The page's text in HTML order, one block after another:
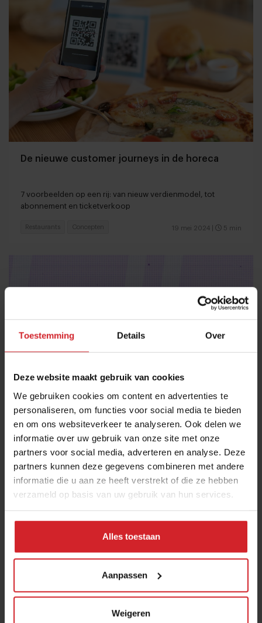
Toestemming Details Over
Deze website maakt gebruik van cookies
We gebruiken cookies om content en advertenties te
personaliseren, om functies voor social media te bieden
en om ons websiteverkeer te analyseren. Ook delen we
informatie over uw gebruik van onze site met onze
partners voor social media, adverteren en analyse. Deze
partners kunnen deze gegevens combineren met andere
informatie die u aan ze heeft verstrekt of die ze hebben
verzameld op basis van uw gebruik van hun services.
Alles toestaan
Aanpassen
Weigeren
De nieuwe customer journeys in de horeca
7 voorbeelden op een rij: van nieuw verdienmodel, tot
abonnement en ticketverkoop
19 mei 2024 5 min
Restaurants Concepten
Wat valt Hans Steenbergen op deze maand?
Tips, trends, ergernissen en een afscheid
18 mei 2024 | 6 min
Foodservice Hospitality